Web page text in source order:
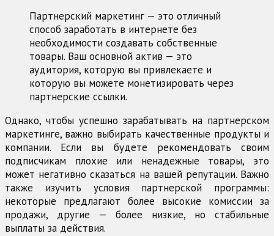
Партнерский маркетинг — это отличный
способ заработать в интернете без
необходимости создавать собственные
товары. Ваш основной актив — это
аудитория, которую вы привлекаете и
которую вы можете монетизировать через
партнерские ссылки.
Однако, чтобы успешно зарабатывать на партнерском
маркетинге, важно выбирать качественные продукты и
компании. Если вы будете рекомендовать своим
подписчикам плохие или ненадежные товары, это
может негативно сказаться на вашей репутации. Важно
также изучить условия партнерской программы:
некоторые предлагают более высокие комиссии за
продажи, другие — более низкие, но стабильные
выплаты за действия.